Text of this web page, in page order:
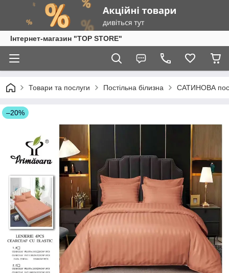
Інтернет-магазин "TOP STORE"
Товари та послуги Постільна білизна САТИНОВА
–20%